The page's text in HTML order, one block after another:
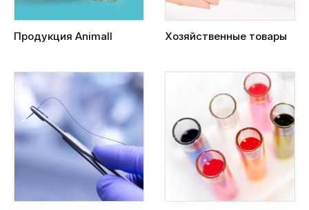
Продукция Animall Хозяйственные товары